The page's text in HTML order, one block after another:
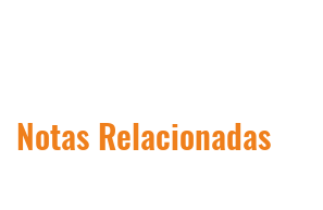
Notas Relacionadas